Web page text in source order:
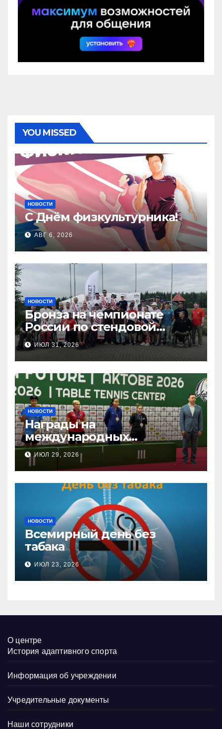
YOU MISSED
НОВОСТИ
С Днём физкультурника!
АВГ 6, 2026
НОВОСТИ
Бронза на чемпионате
России по стендовой
стрельбе
ИЮЛ 31, 2026
НОВОСТИ
Награды на
международных
соревнованиях
настольного тенниса ПОДА
ИЮЛ 29, 2026
НОВОСТИ
Всемирный день без
табака
ИЮЛ 23, 2026
О центре
История адаптивного спорта
Информация об учреждении
Учредительные документы
Наши сотрудники